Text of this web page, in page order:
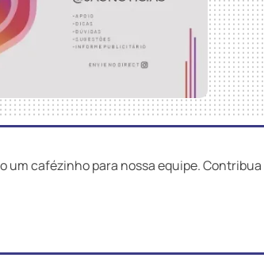
um cafézinho para nossa equipe.